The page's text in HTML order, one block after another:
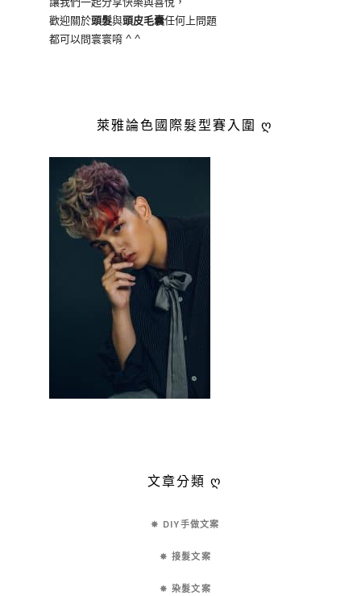
歡迎關於頭髮與頭皮毛囊任何上問題
都可以問寰寰唷 ^ ^
萊雅論色國際髮型賽入圍 ღ
文章分類 ღ
✵ DIY手做文案
✵ 接髮文案
✵ 染髮文案